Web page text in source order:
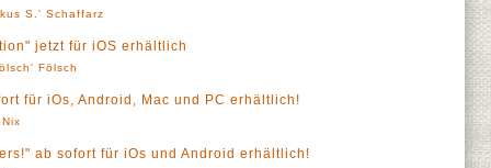
S.' Schaffarz
jetzt für iOS erhältlich
Fölsch
für iOs, Android, Mac und PC erhältlich!
ab sofort für iOs und Android erhältlich!